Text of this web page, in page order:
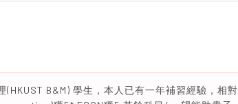
B&M) 學生，本人已有一年補習經驗，相對